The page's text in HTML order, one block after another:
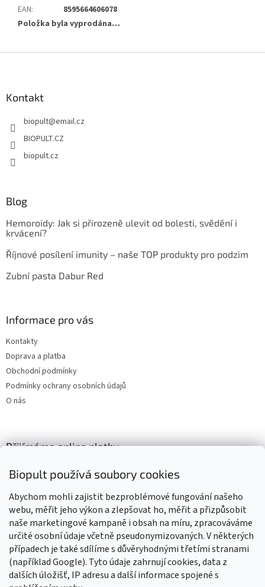
Biopult používá soubory cookies
Abychom mohli zajistit bezproblémové fungování našeho
webu, měřit jeho výkon a zlepšovat ho, měřit a přizpůsobit
naše marketingové kampaně i obsah na míru, zpracováváme
určité osobní údaje včetně pseudonymizovaných. V některých
případech je také sdílíme s důvěryhodnými třetími stranami
(například Google). Tyto údaje zahrnují cookies, data z
dalších úložišť, IP adresu a další informace spojené s
EAN:
8595664606078
Položka byla vyprodána…
Kontakt
biopult@email.cz
BIOPULT.CZ
biopult.cz
Blog
Hemoroidy: Jak si přirozeně ulevit od bolesti, svědění i
krvácení?
Říjnové posílení imunity – naše TOP produkty pro podzim
Zubní pasta Dabur Red
Informace pro vás
Kontakty
Doprava a platba
Obchodní podmínky
Podmínky ochrany osobních údajů
O nás
Přijímáme online platby
Výrobky označené BIO jsou certifikované kontrolní organizací CZ-
BIO-003